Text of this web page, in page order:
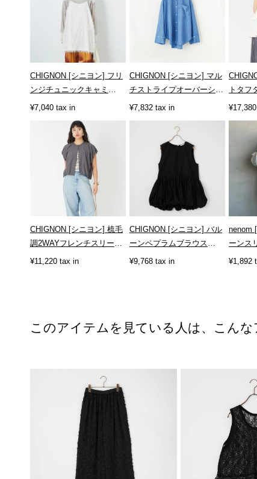
CHIGNON [シニヨン] フリ
ンジチュニックキャミ
[1653-380NH]
¥7,040 tax in
CHIGNON [シニヨン] マル
チストライプオーバーシャ
ツ [1246-470KK]
¥7,832 tax in
トタフ
[1863-
CHIGNON [シニヨン] 梳毛
調2WAYフレンチスリーブ
シャツ [1262-333MK]
¥11,220 tax in
CHIGNON [シニヨン] バル
ーンペプラムブラウス
[1862-316KK]
¥9,768 tax in
nenom
ーンス
¥1,892
このアイテムを見ている人は、こん